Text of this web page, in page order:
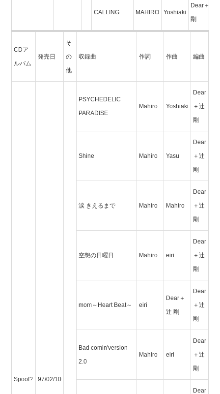
CALLING MAHIRO Yoshiaki
Dear＋辻
剛
CDア
ルバム
発売日
そ
の
他
収録曲 作詞 作曲 編曲
Spoof? 97/02/10
PSYCHEDELIC
PARADISE
Mahiro Yoshiaki
Dear
＋辻
剛
Shine Mahiro Yasu
Dear
＋辻
剛
涙 きえるまで Mahiro Mahiro
Dear
＋辻
剛
空想の日曜日 Mahiro eiri
Dear
＋辻
剛
mom～Heart Beat～ eiri
Dear＋
辻 剛
Dear
＋辻
剛
Bad comin'version
2.0
Mahiro eiri
Dear
＋辻
剛
Dear